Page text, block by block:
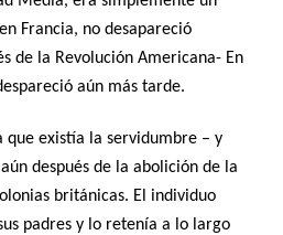
Francia, no desapareció
de la Revolución Americana- En
aún más tarde.
que existía la servidumbre – y
después de la abolición de la
británicas. El individuo
padres y lo retenía a lo largo